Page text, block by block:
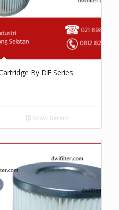
By DF Series
Show Details